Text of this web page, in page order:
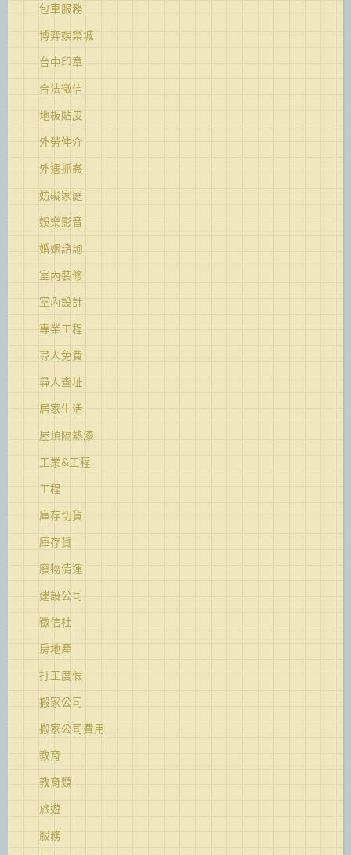
包車服務
博弈娛樂城
台中印章
合法徵信
地板貼皮
外勞仲介
外遇抓姦
妨礙家庭
娛樂影音
婚姻諮詢
室內裝修
室內設計
專業工程
尋人免費
尋人查址
居家生活
屋頂隔熱漆
工業&工程
工程
庫存切貨
庫存貨
廢物清運
建設公司
徵信社
房地產
打工度假
搬家公司
搬家公司費用
教育
教育類
旅遊
服務